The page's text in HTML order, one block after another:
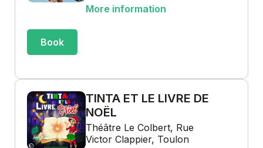
More information
Book
TINTA ET LE LIVRE DE
NOËL
Théâtre Le Colbert, Rue
Victor Clappier, Toulon